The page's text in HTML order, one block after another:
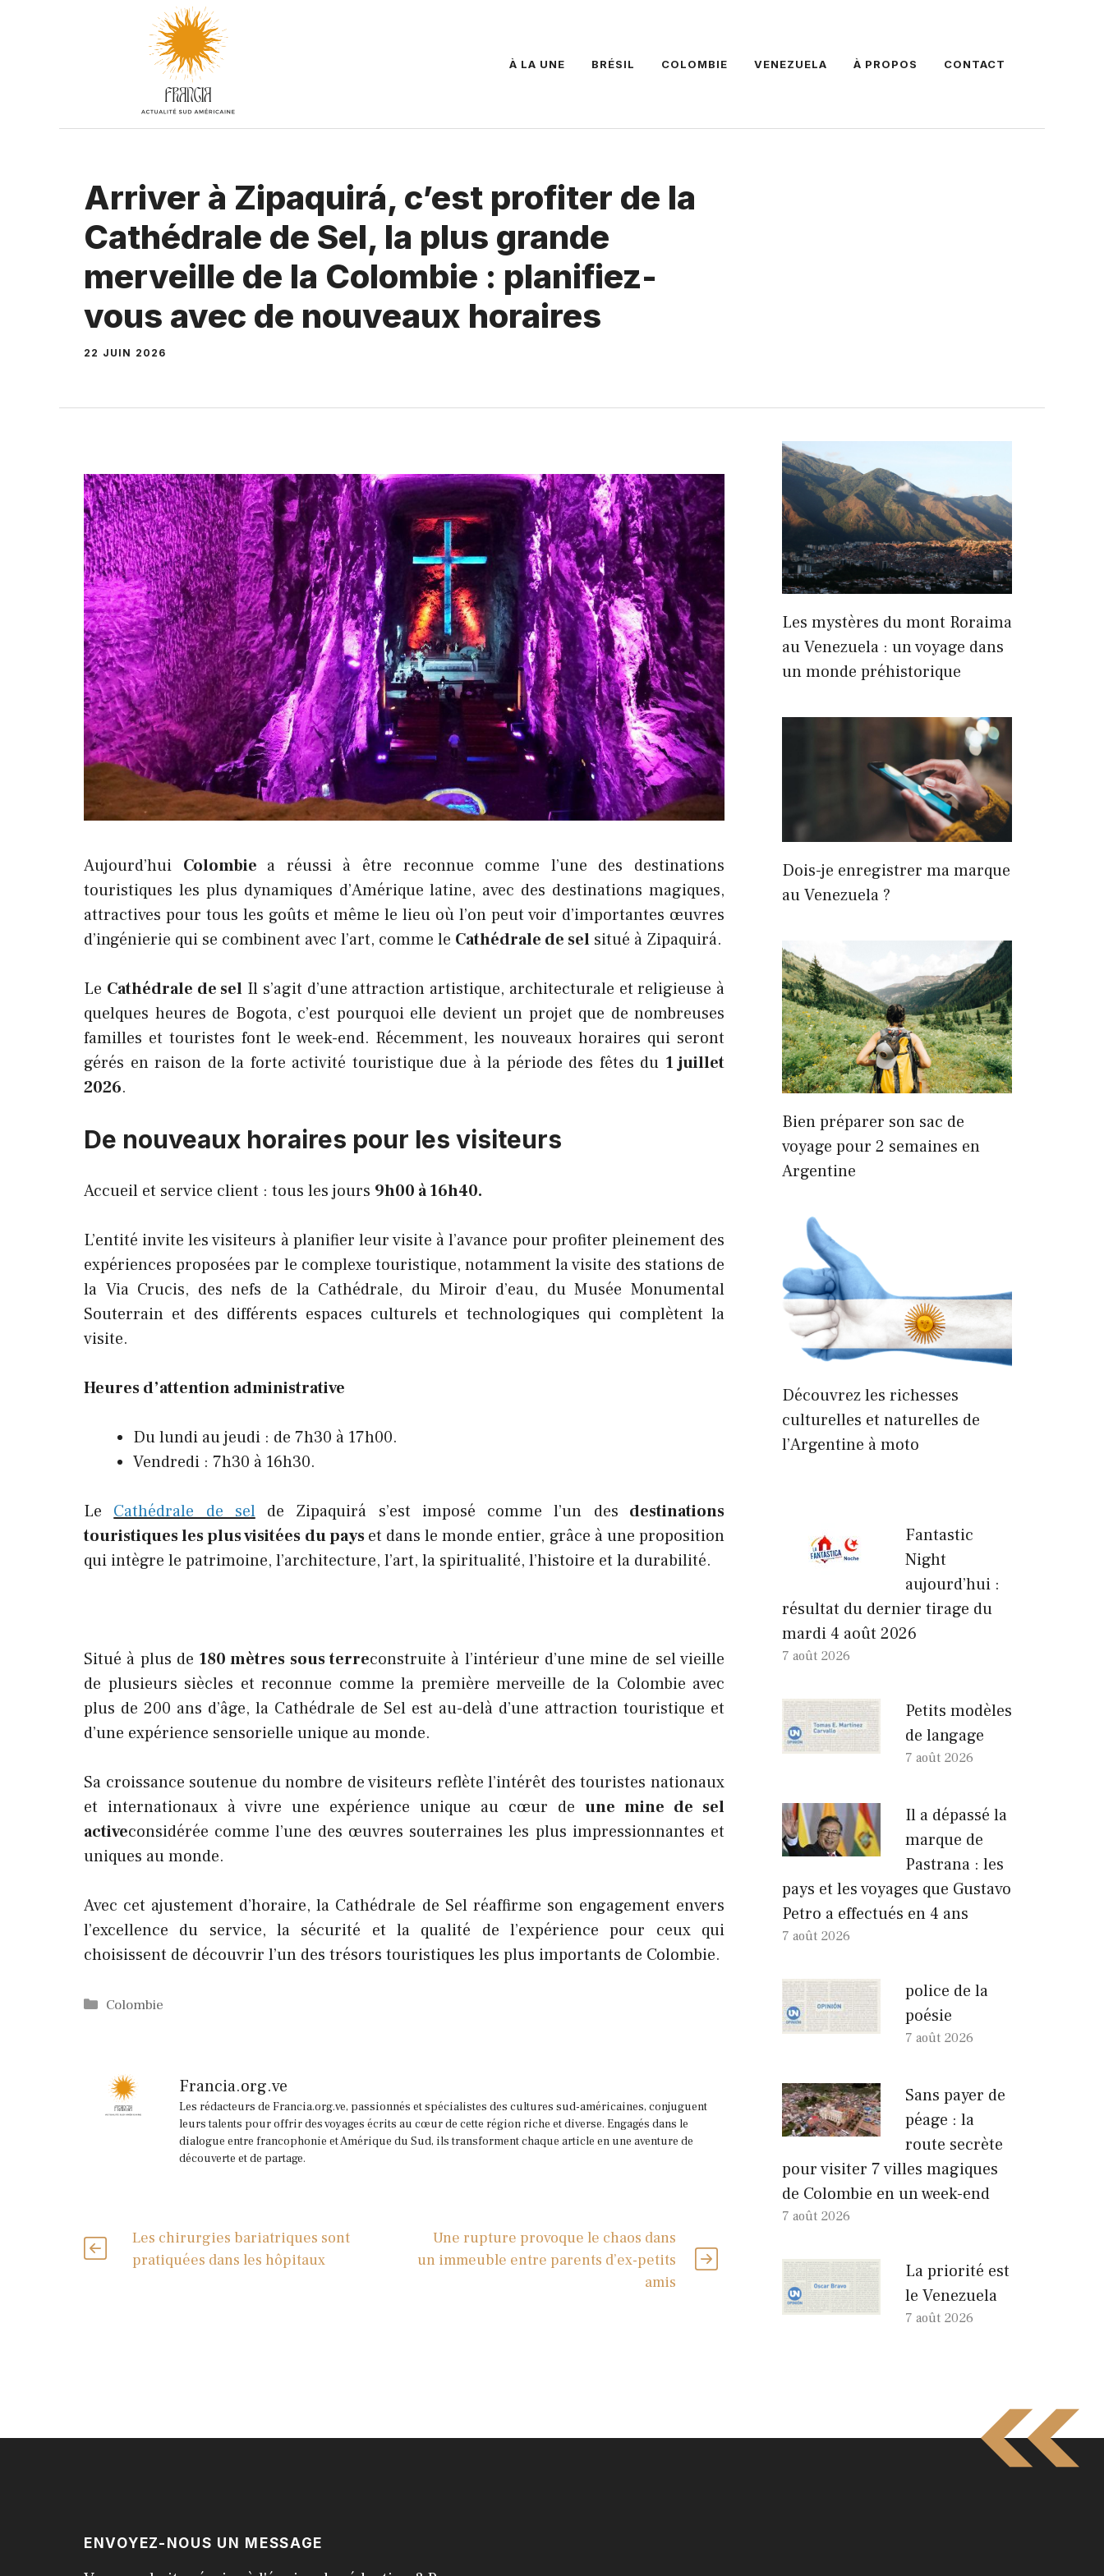
À LA UNE BRÉSIL COLOMBIE VENEZUELA À PROPOS CONTACT
Arriver à Zipaquirá, c’est profiter de la
Cathédrale de Sel, la plus grande
merveille de la Colombie : planifiez-
vous avec de nouveaux horaires
22 JUIN 2026
Aujourd’hui Colombie a réussi à être reconnue comme l’une des destinations
touristiques les plus dynamiques d’Amérique latine, avec des destinations magiques,
attractives pour tous les goûts et même le lieu où l’on peut voir d’importantes œuvres
d’ingénierie qui se combinent avec l’art, comme le Cathédrale de sel situé à Zipaquirá.
Le Cathédrale de sel Il s’agit d’une attraction artistique, architecturale et religieuse à
quelques heures de Bogota, c’est pourquoi elle devient un projet que de nombreuses
familles et touristes font le week-end. Récemment, les nouveaux horaires qui seront
gérés en raison de la forte activité touristique due à la période des fêtes du 1 juillet
2026.
De nouveaux horaires pour les visiteurs
Accueil et service client : tous les jours 9h00 à 16h40.
L’entité invite les visiteurs à planifier leur visite à l’avance pour profiter pleinement des
expériences proposées par le complexe touristique, notamment la visite des stations de
la Via Crucis, des nefs de la Cathédrale, du Miroir d’eau, du Musée Monumental
Souterrain et des différents espaces culturels et technologiques qui complètent la
visite.
Heures d’attention administrative
Du lundi au jeudi : de 7h30 à 17h00.
Vendredi : 7h30 à 16h30.
Le Cathédrale de selde Zipaquirá s’est imposé comme l’un des destinations
touristiques les plus visitées du payset dans le monde entier, grâce à une proposition
qui intègre le patrimoine, l’architecture, l’art, la spiritualité, l’histoire et la durabilité.
Situé à plus de 180 mètres sous terreconstruite à l’intérieur d’une mine de sel vieille
de plusieurs siècles et reconnue comme la première merveille de la Colombie avec
plus de 200 ans d’âge, la Cathédrale de Sel est au-delà d’une attraction touristique et
d’une expérience sensorielle unique au monde.
Sa croissance soutenue du nombre de visiteurs reflète l’intérêt des touristes nationaux
et internationaux à vivre une expérience unique au cœur de une mine de sel
activeconsidérée comme l’une des œuvres souterraines les plus impressionnantes et
uniques au monde.
Avec cet ajustement d’horaire, la Cathédrale de Sel réaffirme son engagement envers
l’excellence du service, la sécurité et la qualité de l’expérience pour ceux qui
choisissent de découvrir l’un des trésors touristiques les plus importants de Colombie.
Catégories
Colombie
Francia.org.ve
Les rédacteurs de Francia.org.ve, passionnés et spécialistes des cultures sud-américaines, conjuguent
leurs talents pour offrir des voyages écrits au cœur de cette région riche et diverse. Engagés dans le
dialogue entre francophonie et Amérique du Sud, ils transforment chaque article en une aventure de
découverte et de partage.
Les chirurgies bariatriques sont
pratiquées dans les hôpitaux
Une rupture provoque le chaos dans
un immeuble entre parents d’ex-petits
amis
Les mystères du mont Roraima
au Venezuela : un voyage dans
un monde préhistorique
Dois-je enregistrer ma marque
au Venezuela ?
Bien préparer son sac de
voyage pour 2 semaines en
Argentine
Découvrez les richesses
culturelles et naturelles de
l’Argentine à moto
Fantastic
Night
aujourd’hui :
résultat du dernier tirage du
mardi 4 août 2026
7 août 2026
Petits modèles
de langage
7 août 2026
Il a dépassé la
marque de
Pastrana : les
pays et les voyages que Gustavo
Petro a effectués en 4 ans
7 août 2026
police de la
poésie
7 août 2026
Sans payer de
péage : la
route secrète
pour visiter 7 villes magiques
de Colombie en un week-end
7 août 2026
La priorité est
le Venezuela
7 août 2026
ENVOYEZ-NOUS UN MESSAGE